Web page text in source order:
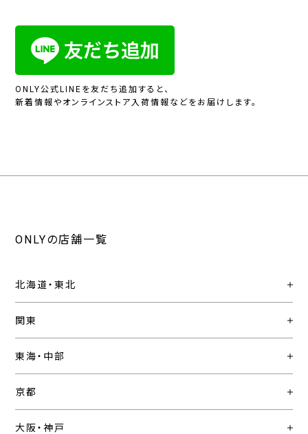
ONLY公式LINEを友だち追加すると、
新着情報やオンラインストア入荷情報などをお届けします。
ONLYの店舗一覧
北海道・東北
関東
東海・中部
京都
大阪・神戸